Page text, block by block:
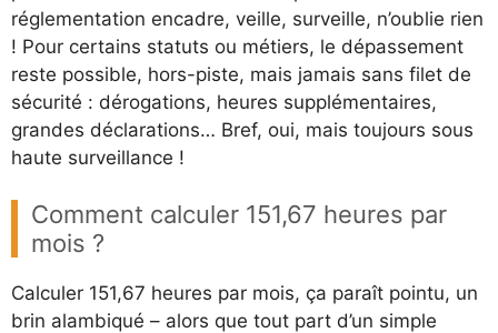
réglementation encadre, veille, surveille, n’oublie rien
! Pour certains statuts ou métiers, le dépassement
reste possible, hors-piste, mais jamais sans filet de
sécurité : dérogations, heures supplémentaires,
grandes déclarations… Bref, oui, mais toujours sous
haute surveillance !
Comment calculer 151,67 heures par
mois ?
Calculer 151,67 heures par mois, ça paraît pointu, un
brin alambiqué – alors que tout part d’un simple